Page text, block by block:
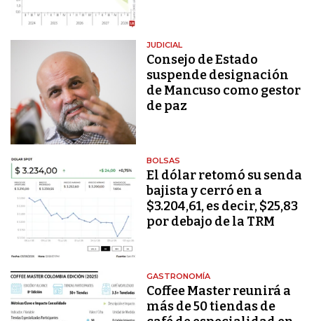
JUDICIAL
Consejo de Estado
suspende designación
de Mancuso como gestor
de paz
BOLSAS
El dólar retomó su senda
bajista y cerró en a
$3.204,61, es decir, $25,83
por debajo de la TRM
GASTRONOMÍA
Coffee Master reunirá a
más de 50 tiendas de